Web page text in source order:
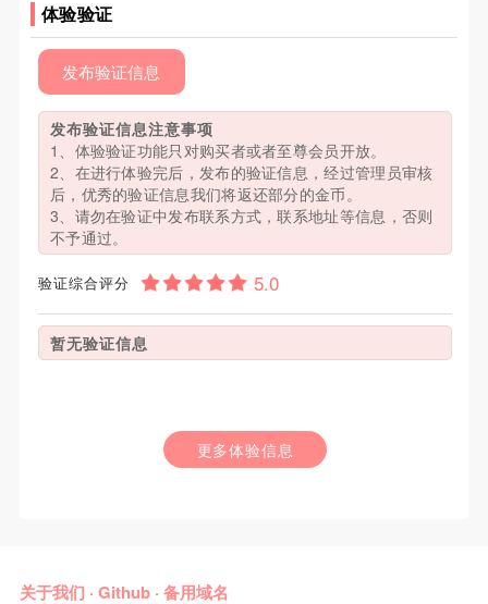
体验验证
发布验证信息
发布验证信息注意事项
1、体验验证功能只对购买者或者至尊会员开放。
2、在进行体验完后，发布的验证信息，经过管理员审核
后，优秀的验证信息我们将返还部分的金币。
3、请勿在验证中发布联系方式，联系地址等信息，否则
不予通过。
验证综合评分
暂无验证信息
更多体验信息
关于我们 · Github· 备用域名